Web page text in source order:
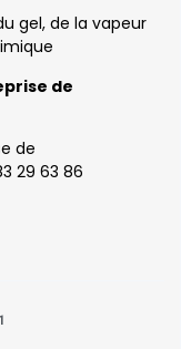
gel, de la vapeur
de
de
29 63 86